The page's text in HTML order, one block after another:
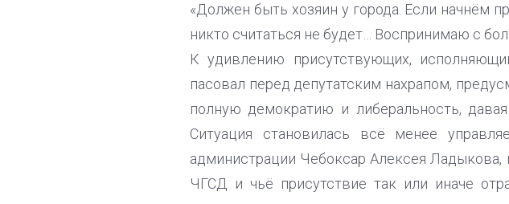
«Должен быть хозяин у города. Если начнём
никто считаться не будет… Воспринимаю с
К удивлению присутствующих,
пасовал перед депутатским нахрапом,
полную демократию и либеральность,
Ситуация становилась всё менее
администрации Чебоксар Алексея
ЧГСД и чьё присутствие так или иначе